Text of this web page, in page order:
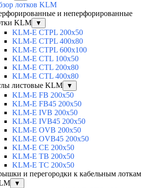
лотков KLM
и неперфорированные
KLM
▼
KLM-E CTPL 200x50
KLM-E CTPL 400x80
KLM-E CTPL 600x100
KLM-E CTL 100x50
KLM-E CTL 200x80
KLM-E CTL 400x80
листовые KLM
▼
KLM-E FB 200x50
KLM-E FB45 200x50
KLM-E IVB 200x50
KLM-E IVB45 200x50
KLM-E OVB 200x50
KLM-E OVB45 200x50
KLM-E CE 200x50
KLM-E TB 200x50
KLM-E TC 200x50
и перегородки к кабельным лоткам
▼